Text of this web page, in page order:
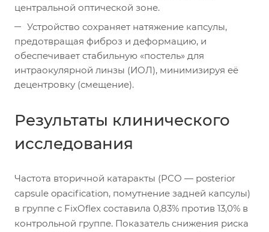
центральной оптической зоне.
Устройство сохраняет натяжение капсулы,
предотвращая фиброз и деформацию, и
обеспечивает стабильную «постель» для
интраокулярной линзы (ИОЛ), минимизируя её
децентровку (смещение).
Результаты клинического
исследования
Частота вторичной катаракты (PCO — posterior
capsule opacification, помутнение задней капсулы)
в группе с FixOflex составила 0,83% против 13,0% в
контрольной группе. Показатель снижения риска